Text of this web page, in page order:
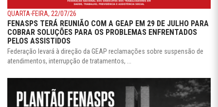
QUARTA-FEIRA, 22/07/26
FENASPS TERÁ REUNIÃO COM A GEAP EM 29 DE JULHO PARA
COBRAR SOLUÇÕES PARA OS PROBLEMAS ENFRENTADOS
PELOS ASSISTIDOS
Federação levará à direção da GEAP reclamações sobre suspensão de
atendimentos, interrupção de tratamentos, ...